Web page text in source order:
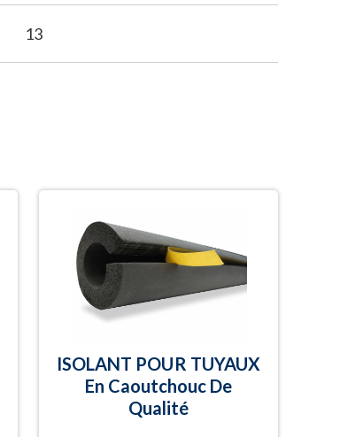
13
ISOLANT POUR TUYAUX
En Caoutchouc De
Qualité